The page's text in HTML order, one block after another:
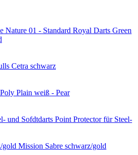
Royal Darts Green
Cetra schwarz
Poly Plain weiß - Pear
Point Protector für Steel-
Mission Sabre schwarz/gold